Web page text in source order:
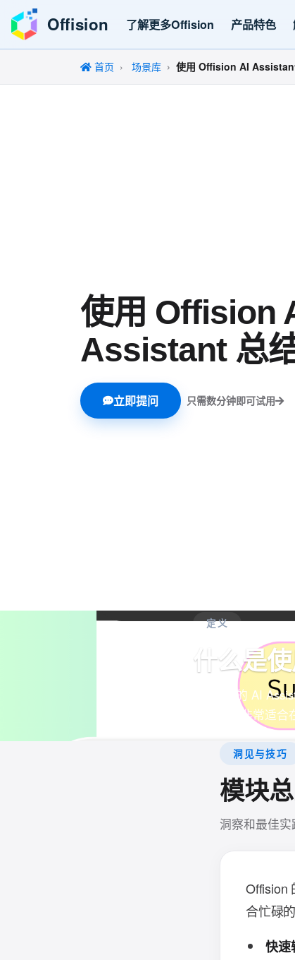
Offision 了解更多Offision 产品特色
首页 场景库 使用 Offision AI
使用 Offision
Assistant 总
立即提问 只需数分钟即可试用
定义
什么是
Offision 的 AI
的摘要，非常适
洞见与技巧
模块
洞察和最佳
Offision
合忙碌
快速